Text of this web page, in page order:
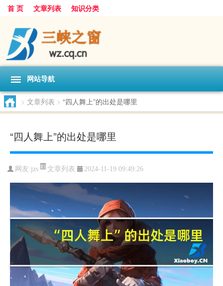
首 页 文章列表 知识分类
网站导航
> 文章列表 > “四人舞上”的出处是哪里
“四人舞上”的出处是哪里
网友:jzs 文章列表 2024-11-19 09:49:26